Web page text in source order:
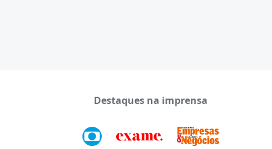
Destaques na imprensa